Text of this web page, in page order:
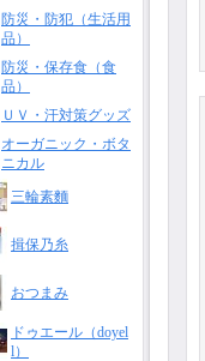
防災・防犯（生活用
品）
防災・保存食（食
品）
ＵＶ・汗対策グッズ
オーガニック・ボタ
ニカル
三輪素麵
揖保乃糸
おつまみ
ドゥエール（doyel
l）